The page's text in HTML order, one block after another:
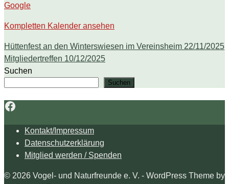
Google
Kompletten Kalender ansehen
Hüttenfest an den Winterswiesen im Vereinsheim 22/11/2025
Mitgliedertreffen 10/12/2025
Suchen
Suchen
Facebook
Kontakt/Impressum
Datenschutzerklärung
Mitglied werden / Spenden
© 2026 Vogel- und Naturfreunde e. V. - WordPress Theme by